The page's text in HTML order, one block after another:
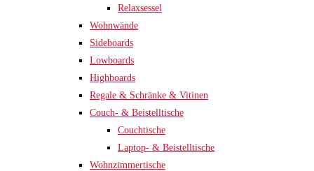
Relaxsessel
Wohnwände
Sideboards
Lowboards
Highboards
Regale & Schränke & Vitinen
Couch- & Beistelltische
Couchtische
Laptop- & Beistelltische
Wohnzimmertische